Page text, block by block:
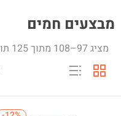
מבצעים חמים
מציג 97–108 מתוך 125 תוצאות